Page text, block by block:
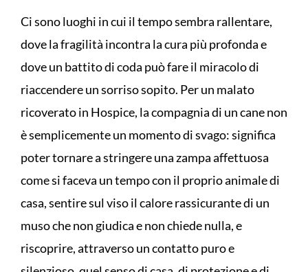
Ci sono luoghi in cui il tempo sembra rallentare,
dove la fragilità incontra la cura più profonda e
dove un battito di coda può fare il miracolo di
riaccendere un sorriso sopito. Per un malato
ricoverato in Hospice, la compagnia di un cane non
è semplicemente un momento di svago: significa
poter tornare a stringere una zampa affettuosa
come si faceva un tempo con il proprio animale di
casa, sentire sul viso il calore rassicurante di un
muso che non giudica e non chiede nulla, e
riscoprire, attraverso un contatto puro e